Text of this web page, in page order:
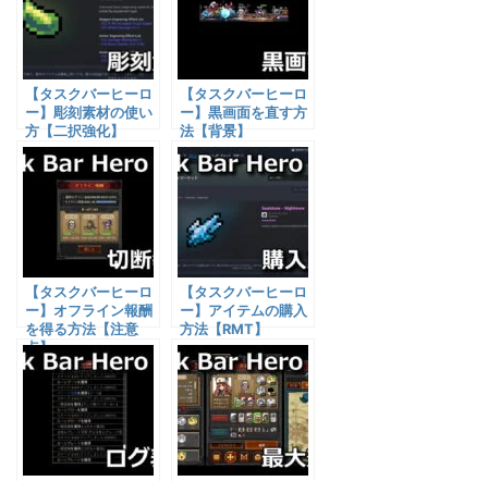
【タスクバーヒーロ
ー】彫刻素材の使い
方【二択強化】
【タスクバーヒーロ
ー】黒画面を直す方
法【背景】
【タスクバーヒーロ
ー】オフライン報酬
を得る方法【注意
点】
【タスクバーヒーロ
ー】アイテムの購入
方法【RMT】